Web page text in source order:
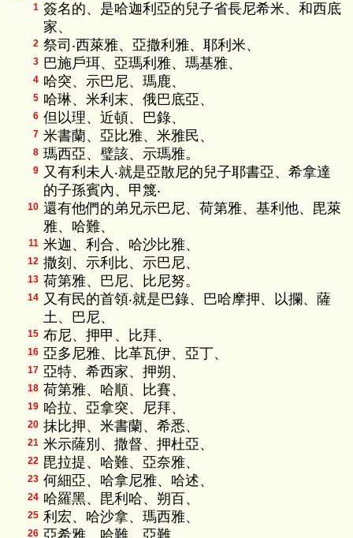
1 簽名的、是哈迦利亞的兒子省長尼希米、和西底
家、
2 祭司‧西萊雅、亞撒利雅、耶利米、
3 巴施戶珥、亞瑪利雅、瑪基雅、
4 哈突、示巴尼、瑪鹿、
5 哈琳、米利末、俄巴底亞、
6 但以理、近頓、巴錄、
7 米書蘭、亞比雅、米雅民、
8 瑪西亞、璧該、示瑪雅。
9 又有利未人‧就是亞散尼的兒子耶書亞、希拿達
的子孫賓內、甲篾‧
10 還有他們的弟兄示巴尼、荷第雅、基利他、毘萊
雅、哈難、
11 米迦、利合、哈沙比雅、
12 撒刻、示利比、示巴尼、
13 荷第雅、巴尼、比尼努。
14 又有民的首領‧就是巴錄、巴哈摩押、以攔、薩
土、巴尼、
15 布尼、押甲、比拜、
16 亞多尼雅、比革瓦伊、亞丁、
17 亞特、希西家、押朔、
18 荷第雅、哈順、比賽、
19 哈拉、亞拿突、尼拜、
20 抹比押、米書蘭、希悉、
21 米示薩別、撒督、押杜亞、
22 毘拉提、哈難、亞奈雅、
23 何細亞、哈拿尼雅、哈述、
24 哈羅黑、毘利哈、朔百、
25 利宏、哈沙拿、瑪西雅、
26 亞希雅、哈難、亞難、